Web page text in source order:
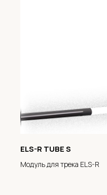
ELS-R TUBE S
Модуль для трека ELS-R